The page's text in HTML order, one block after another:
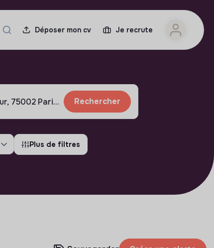
Déposer mon cv Je recrute
Rechercher
Plus de filtres